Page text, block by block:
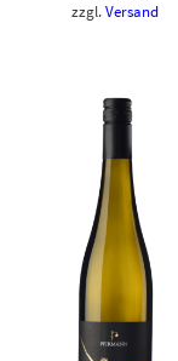
zzgl.Versand